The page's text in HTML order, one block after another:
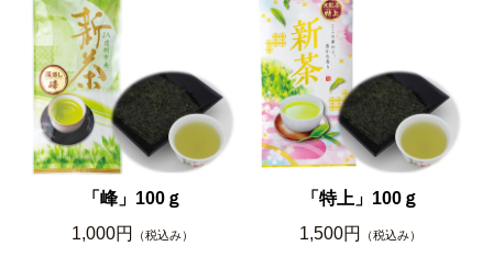
「峰」100ｇ
1,000円
（税込み）
「特上」100ｇ
1,500円
（税込み）